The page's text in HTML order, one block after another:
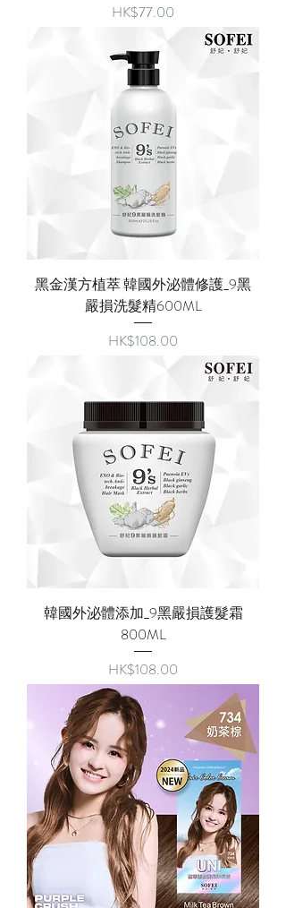
價格
HK$77.00
黑金漢方植萃 韓國外泌體修護_9黑
嚴損洗髮精600ML
價格
HK$108.00
韓國外泌體添加_9黑嚴損護髮霜
800ML
價格
HK$108.00